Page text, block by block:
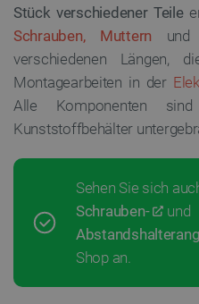
Stück verschiedener Teile
Schrauben, Muttern und
verschiedenen Längen,
Montagearbeiten in der
Alle Komponenten
Kunststoffbehälter
Sehen Sie sich
Schrauben-
und
Shop an.